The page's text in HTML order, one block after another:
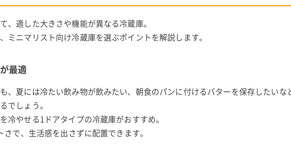
、適した大きさや機能が異なる冷蔵庫。
ミニマリスト向け冷蔵庫を選ぶポイントを解説します。
最適
、夏には冷たい飲み物が飲みたい、朝食のパンに付けるバターを保存したいな
でしょう。
冷やせる1ドアタイプの冷蔵庫がおすすめ。
で、生活感を出さずに配置できます。